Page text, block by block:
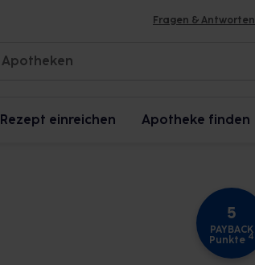
Fragen & Antworten
Rezept einreichen Apotheke finden
5
PAYBACK
Punkte 4